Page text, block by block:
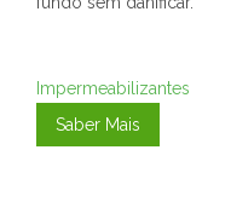
Impermeabilizantes
Saber Mais